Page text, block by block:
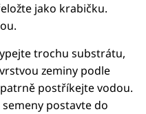
jako krabičku.
trochu substrátu,
zeminy podle
postříkejte vodou.
postavte do